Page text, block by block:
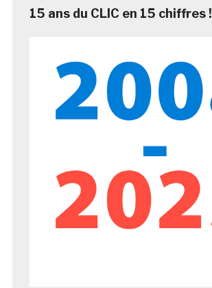
15 ans du CLIC en 15 chiffres !